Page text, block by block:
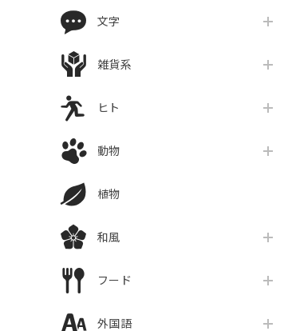
文字
雑貨系
ヒト
動物
植物
和風
フード
外国語